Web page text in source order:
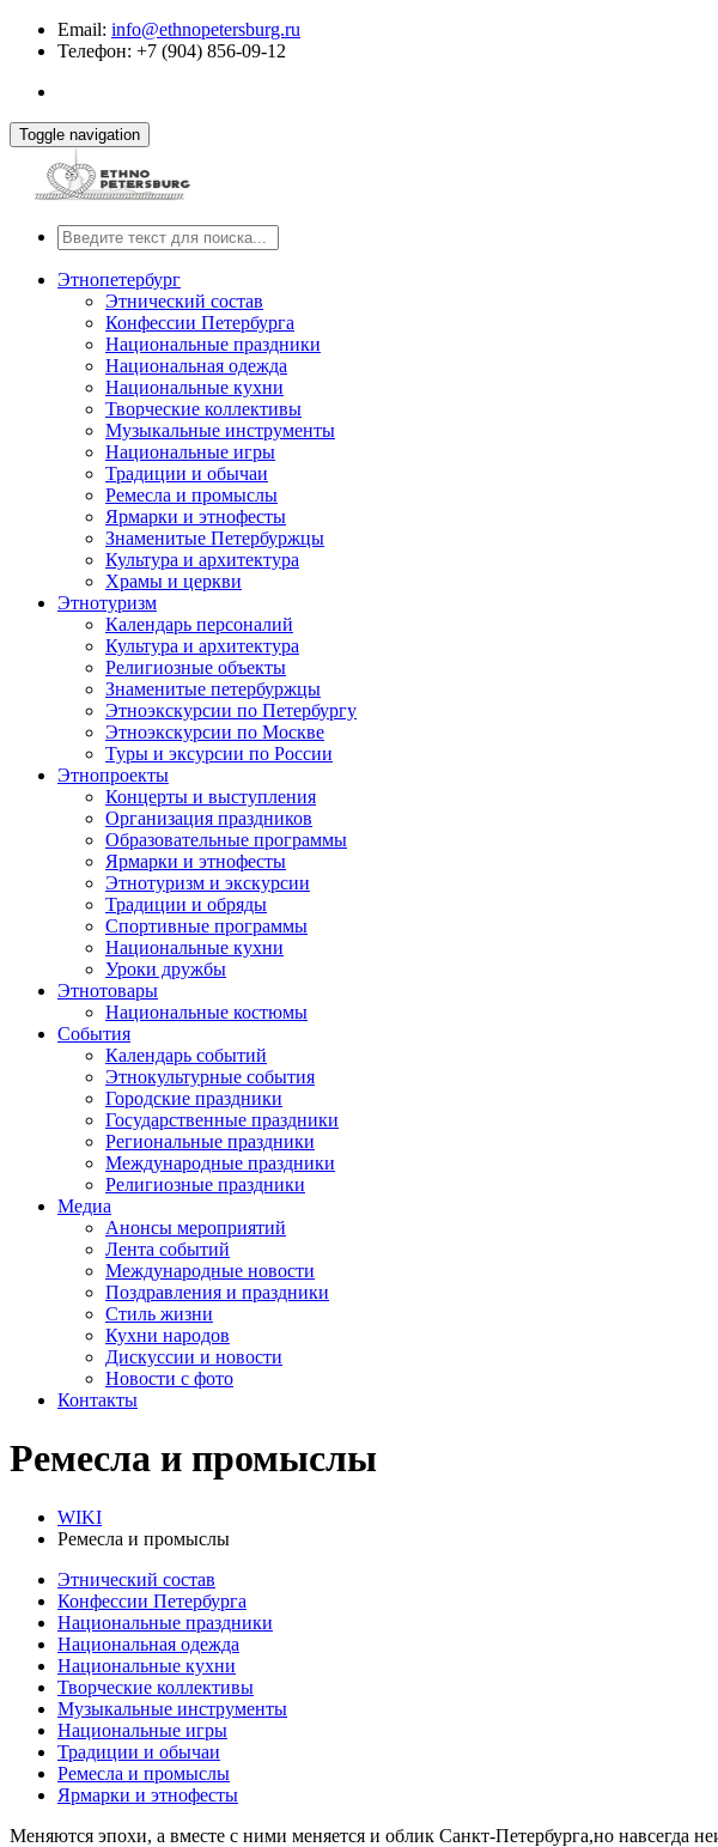
Email: info@ethnopetersburg.ru
Телефон: +7 (904) 856-09-12
Toggle navigation
Этнопетербург
Этнический состав
Конфессии Петербурга
Национальные праздники
Национальная одежда
Национальные кухни
Творческие коллективы
Музыкальные инструменты
Национальные игры
Традиции и обычаи
Ремесла и промыслы
Ярмарки и этнофесты
Знаменитые Петербуржцы
Культура и архитектура
Храмы и церкви
Этнотуризм
Календарь персоналий
Культура и архитектура
Религиозные объекты
Знаменитые петербуржцы
Этноэкскурсии по Петербургу
Этноэкскурсии по Москве
Туры и эксурсии по России
Этнопроекты
Концерты и выступления
Организация праздников
Образовательные программы
Ярмарки и этнофесты
Этнотуризм и экскурсии
Традиции и обряды
Спортивные программы
Национальные кухни
Уроки дружбы
Этнотовары
Национальные костюмы
События
Календарь событий
Этнокультурные события
Городские праздники
Государственные праздники
Региональные праздники
Международные праздники
Религиозные праздники
Медиа
Анонсы мероприятий
Лента событий
Международные новости
Поздравления и праздники
Cтиль жизни
Кухни народов
Дискуссии и новости
Новости с фото
Контакты
Ремесла и промыслы
WIKI
Ремесла и промыслы
Этнический состав
Конфессии Петербурга
Национальные праздники
Национальная одежда
Национальные кухни
Творческие коллективы
Музыкальные инструменты
Национальные игры
Традиции и обычаи
Ремесла и промыслы
Ярмарки и этнофесты
Меняются эпохи, а вместе с ними меняется и облик Санкт-Петербурга,но